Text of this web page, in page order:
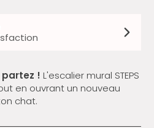
partez ! L'escalier mural STEPS
en ouvrant un nouveau
chat.